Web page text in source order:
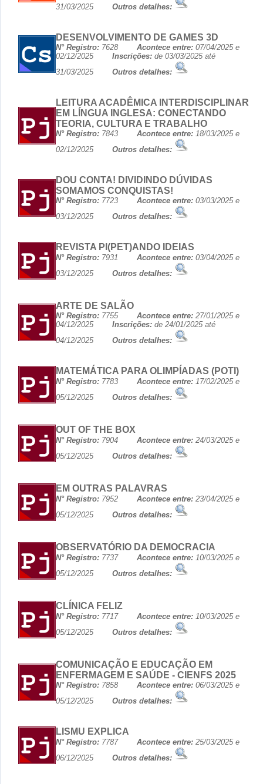
31/03/2025 Outros detalhes:
DESENVOLVIMENTO DE GAMES 3D
N° Registro: 7628 Acontece entre: 07/04/2025 e
02/12/2025 Inscrições: de 03/03/2025 até
31/03/2025 Outros detalhes:
LEITURA ACADÊMICA INTERDISCIPLINAR
EM LÍNGUA INGLESA: CONECTANDO
TEORIA, CULTURA E TRABALHO
N° Registro: 7843 Acontece entre: 18/03/2025 e
02/12/2025 Outros detalhes:
DOU CONTA! DIVIDINDO DÚVIDAS
SOMAMOS CONQUISTAS!
N° Registro: 7723 Acontece entre: 03/03/2025 e
03/12/2025 Outros detalhes:
REVISTA PI(PET)ANDO IDEIAS
N° Registro: 7931 Acontece entre: 03/04/2025 e
03/12/2025 Outros detalhes:
ARTE DE SALÃO
N° Registro: 7755 Acontece entre: 27/01/2025 e
04/12/2025 Inscrições: de 24/01/2025 até
04/12/2025 Outros detalhes:
MATEMÁTICA PARA OLIMPÍADAS (POTI)
N° Registro: 7783 Acontece entre: 17/02/2025 e
05/12/2025 Outros detalhes:
OUT OF THE BOX
N° Registro: 7904 Acontece entre: 24/03/2025 e
05/12/2025 Outros detalhes:
EM OUTRAS PALAVRAS
N° Registro: 7952 Acontece entre: 23/04/2025 e
05/12/2025 Outros detalhes:
OBSERVATÓRIO DA DEMOCRACIA
N° Registro: 7737 Acontece entre: 10/03/2025 e
05/12/2025 Outros detalhes:
CLÍNICA FELIZ
N° Registro: 7717 Acontece entre: 10/03/2025 e
05/12/2025 Outros detalhes:
COMUNICAÇÃO E EDUCAÇÃO EM
ENFERMAGEM E SAÚDE - CIENFS 2025
N° Registro: 7858 Acontece entre: 06/03/2025 e
05/12/2025 Outros detalhes:
LISMU EXPLICA
N° Registro: 7787 Acontece entre: 25/03/2025 e
06/12/2025 Outros detalhes: